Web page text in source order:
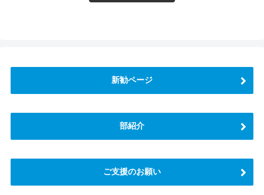
新勧ページ
部紹介
ご支援のお願い